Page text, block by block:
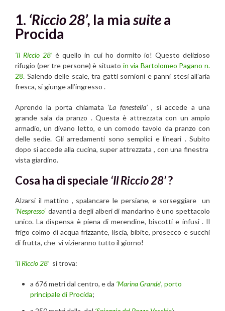
1. ‘Riccio 28’, la mia suitea
Procida
‘Il Riccio 28’ è quello in cui ho dormito io! Questo delizioso
rifugio (per tre persone) è situato in via Bartolomeo Pagano n.
28. Salendo delle scale, tra gatti sornioni e panni stesi all’aria
fresca, si giunge all’ingresso .
Aprendo la porta chiamata ‘La fenestella’ , si accede a una
grande sala da pranzo . Questa è attrezzata con un ampio
armadio, un divano letto, e un comodo tavolo da pranzo con
delle sedie. Gli arredamenti sono semplici e lineari . Subito
dopo si accede alla cucina, super attrezzata , con una finestra
vista giardino.
Cosa ha di speciale ‘Il Riccio 28’?
Alzarsi il mattino , spalancare le persiane, e sorseggiare un
‘Nespresso‘ davanti a degli alberi di mandarino è uno spettacolo
unico. La dispensa è piena di merendine, biscotti e infusi . Il
frigo colmo di acqua frizzante, liscia, bibite, prosecco e succhi
di frutta, che vi vizieranno tutto il giorno!
‘Il Riccio 28’ si trova:
a 676 metri dal centro, e da ‘Marina Grande’, porto
principale di Procida;